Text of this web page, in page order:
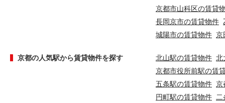
京都市山科区の賃貸
長岡京市の賃貸物件
城陽市の賃貸物件 京
京都の人気駅から賃貸物件を探す 北山駅の賃貸物件 北
京都市役所前駅の賃
五条駅の賃貸物件 京
円町駅の賃貸物件